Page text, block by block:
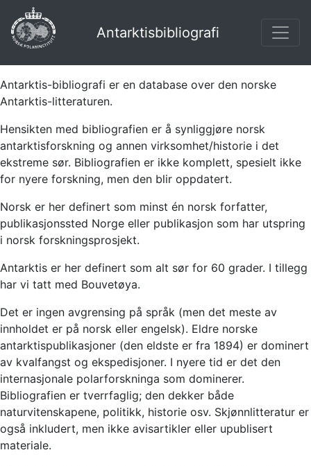
Antarktisbibliografi
Antarktis-bibliografi er en database over den norske
Antarktis-litteraturen.
Hensikten med bibliografien er å synliggjøre norsk
antarktisforskning og annen virksomhet/historie i det
ekstreme sør. Bibliografien er ikke komplett, spesielt ikke
for nyere forskning, men den blir oppdatert.
Norsk er her definert som minst én norsk forfatter,
publikasjonssted Norge eller publikasjon som har utspring
i norsk forskningsprosjekt.
Antarktis er her definert som alt sør for 60 grader. I tillegg
har vi tatt med Bouvetøya.
Det er ingen avgrensing på språk (men det meste av
innholdet er på norsk eller engelsk). Eldre norske
antarktispublikasjoner (den eldste er fra 1894) er dominert
av kvalfangst og ekspedisjoner. I nyere tid er det den
internasjonale polarforskninga som dominerer.
Bibliografien er tverrfaglig; den dekker både
naturvitenskapene, politikk, historie osv. Skjønnlitteratur er
også inkludert, men ikke avisartikler eller upublisert
materiale.